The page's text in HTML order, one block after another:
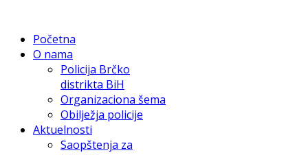
Početna
O nama
Policija Brčko
distrikta BiH
Organizaciona šema
Obilježja policije
Aktuelnosti
Saopštenja za